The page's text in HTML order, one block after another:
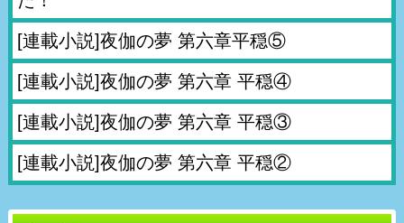
[連載小説]夜伽の夢 第六章平穏⑤
[連載小説]夜伽の夢 第六章 平穏④
[連載小説]夜伽の夢 第六章 平穏③
[連載小説]夜伽の夢 第六章 平穏②